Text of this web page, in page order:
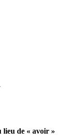
lieu de « avoir »